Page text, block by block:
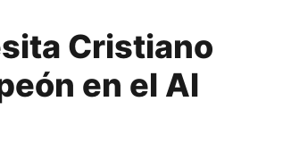
Cristiano
en el Al